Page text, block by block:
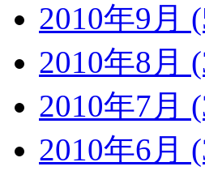
2010年9月
2010年8月
2010年7月
2010年6月